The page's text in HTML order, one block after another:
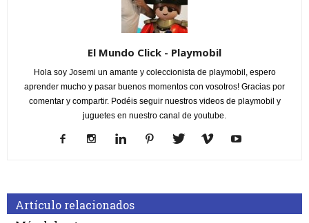
El Mundo Click - Playmobil
Hola soy Josemi un amante y coleccionista de playmobil, espero
aprender mucho y pasar buenos momentos con vosotros! Gracias por
comentar y compartir. Podéis seguir nuestros videos de playmobil y
juguetes en nuestro canal de youtube.
Artículo relacionados